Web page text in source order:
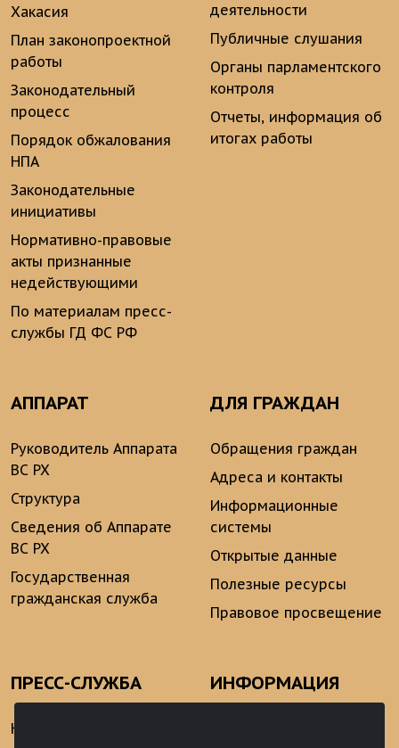
Хакасия
План законопроектной
работы
Законодательный
процесс
Порядок обжалования
НПА
Законодательные
инициативы
Нормативно-правовые
акты признанные
недействующими
По материалам пресс-
службы ГД ФС РФ
деятельности
Публичные слушания
Органы парламентского
контроля
Отчеты, информация об
итогах работы
АППАРАТ
Руководитель Аппарата
ВС РХ
Структура
Сведения об Аппарате
ВС РХ
Государственная
гражданская служба
ДЛЯ ГРАЖДАН
Обращения граждан
Адреса и контакты
Информационные
системы
Открытые данные
Полезные ресурсы
Правовое просвещение
ПРЕСС-СЛУЖБА
Новости
ИНФОРМАЦИЯ